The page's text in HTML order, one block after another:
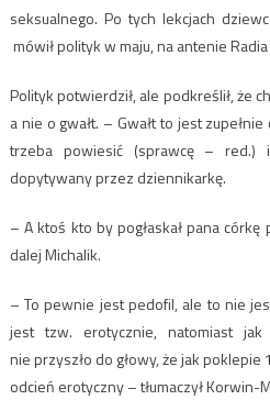
seksualnego. Po tych lekcjach
mówił polityk w maju, na antenie
Polityk potwierdził, ale podkreślił, że
a nie o gwałt. – Gwałt to jest
trzeba powiesić (sprawcę – red.)
dopytywany przez dziennikarkę.
– A ktoś kto by pogłaskał pana
dalej Michalik.
– To pewnie jest pedofil, ale to nie
jest tzw. erotycznie, natomiast
nie przyszło do głowy, że jak
odcień erotyczny – tłumaczył Korwin-